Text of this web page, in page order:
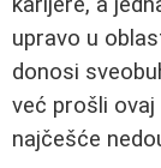
upravo u
donosi
već prošli
najčešće